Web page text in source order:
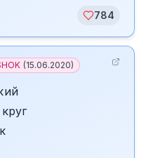
784
(15.06.2020)